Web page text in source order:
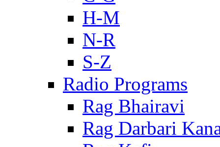
H-M
N-R
S-Z
Radio Programs
Rag Bhairavi
Rag Darbari